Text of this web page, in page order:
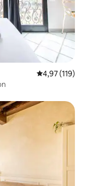
Gemiddelde
4,97 (119)